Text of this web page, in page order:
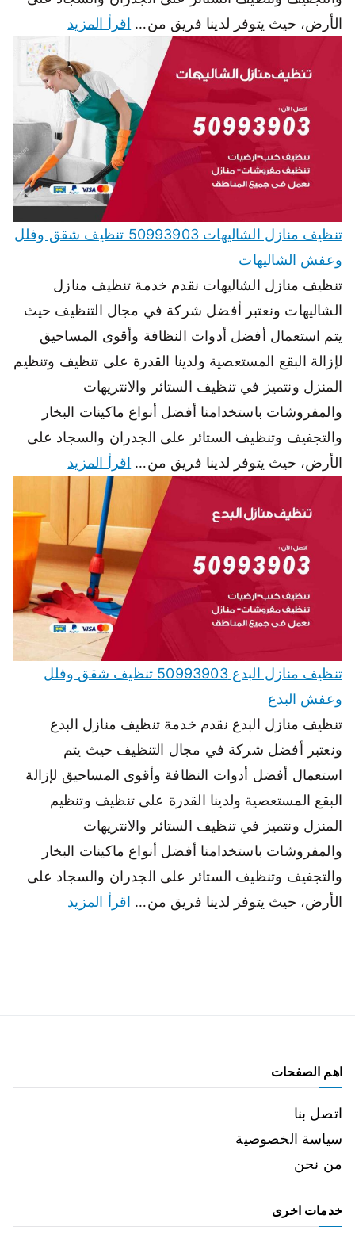
الأرض، حيث يتوفر لدينا فريق من… اقرأ المزيد
تنظيف منازل الشاليهات 50993903 تنظيف شقق وفلل
وعفش الشاليهات
تنظيف منازل الشاليهات نقدم خدمة تنظيف منازل
الشاليهات ونعتبر أفضل شركة في مجال التنظيف حيث
يتم استعمال أفضل أدوات النظافة وأقوى المساحيق
لإزالة البقع المستعصية ولدينا القدرة على تنظيف وتنظيم
المنزل ونتميز في تنظيف الستائر والانتريهات
والمفروشات باستخدامنا أفضل أنواع ماكينات البخار
والتجفيف وتنظيف الستائر على الجدران والسجاد على
الأرض، حيث يتوفر لدينا فريق من… اقرأ المزيد
تنظيف منازل البدع 50993903 تنظيف شقق وفلل
وعفش البدع
تنظيف منازل البدع نقدم خدمة تنظيف منازل البدع
ونعتبر أفضل شركة في مجال التنظيف حيث يتم
استعمال أفضل أدوات النظافة وأقوى المساحيق لإزالة
البقع المستعصية ولدينا القدرة على تنظيف وتنظيم
المنزل ونتميز في تنظيف الستائر والانتريهات
والمفروشات باستخدامنا أفضل أنواع ماكينات البخار
والتجفيف وتنظيف الستائر على الجدران والسجاد على
الأرض، حيث يتوفر لدينا فريق من… اقرأ المزيد
اهم الصفحات
اتصل بنا
سياسة الخصوصية
من نحن
خدمات اخرى